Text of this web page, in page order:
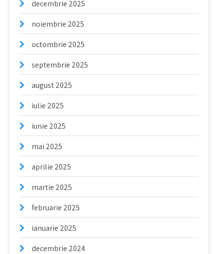
decembrie 2025
noiembrie 2025
octombrie 2025
septembrie 2025
august 2025
iulie 2025
iunie 2025
mai 2025
aprilie 2025
martie 2025
februarie 2025
ianuarie 2025
decembrie 2024